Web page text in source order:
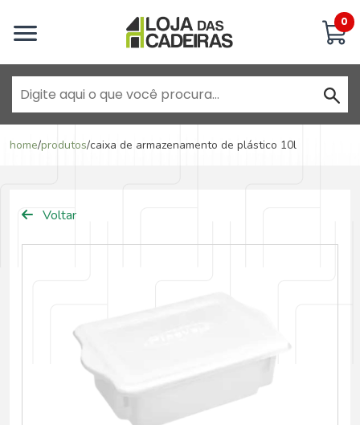
0
home/produtos/caixa de armazenamento de plástico 10l
Voltar
Inicie uma conversa
Goiânia - Jardim América
Anápolis - Jundiaí
Goiânia - Jardim América II
Belo Horizonte - Belo Horizonte